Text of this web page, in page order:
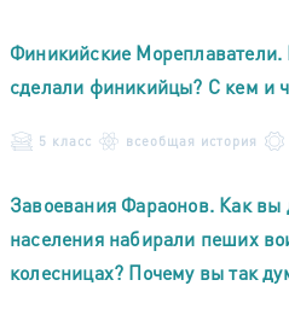
Финикийские Мореплаватели.
сделали финикийцы? С кем и
5 класс всеобщая история
Завоевания Фараонов. Как вы
населения набирали пеших
колесницах? Почему вы так